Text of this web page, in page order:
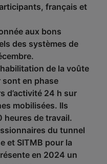
français et
aux bons
des systèmes de
de la voûte
sont en phase
d’activité 24 h sur
mobilisées. Ils
heures de travail.
du tunnel
et SITMB pour la
en 2024 un